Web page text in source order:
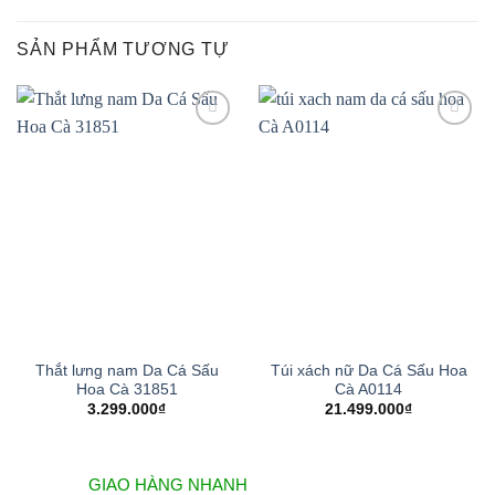
SẢN PHẨM TƯƠNG TỰ
Thắt lưng nam Da Cá Sấu
Hoa Cà 31851
3.299.000₫
Túi xách nữ Da Cá Sấu Hoa
Cà A0114
21.499.000₫
GIAO HÀNG NHANH